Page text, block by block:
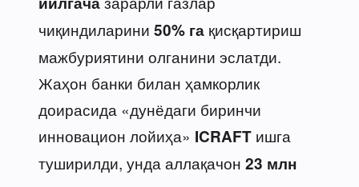
чиқиндиларини 50% га қисқартириш
мажбуриятини олганини эслатди.
Жаҳон банки билан ҳамкорлик
доирасида «дунёдаги биринчи
инновацион лойиҳа» ICRAFT ишга
туширилди, унда аллақачон 23 млн